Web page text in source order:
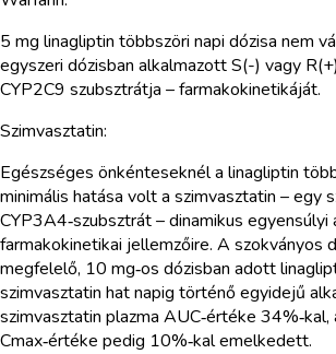
5 mg linagliptin többszöri napi dózisa nem
egyszeri dózisban alkalmazott S(-) vagy
CYP2C9 szubsztrátja – farmakokinetikáját.
Szimvasztatin:
Egészséges önkénteseknél a linagliptin
minimális hatása volt a szimvasztatin – egy
CYP3A4‑szubsztrát – dinamikus egyensúlyi
farmakokinetikai jellemzőire. A szokványos
megfelelő, 10 mg‑os dózisban adott
szimvasztatin hat napig történő egyidejű
szimvasztatin plazma AUC‑értéke 34%‑kal,
Cmax‑értéke pedig 10%‑kal emelkedett.